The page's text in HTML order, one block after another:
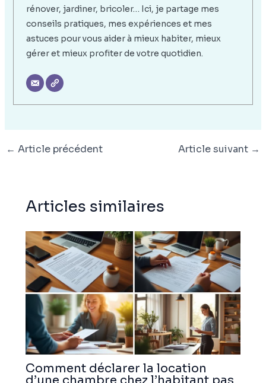
rénover, jardiner, bricoler… Ici, je partage mes
conseils pratiques, mes expériences et mes
astuces pour vous aider à mieux habiter, mieux
gérer et mieux profiter de votre quotidien.
← Article précédent Article suivant →
Articles similaires
Comment déclarer la location